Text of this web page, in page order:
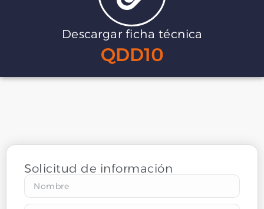
Descargar ficha técnica
QDD10
Solicitud de información